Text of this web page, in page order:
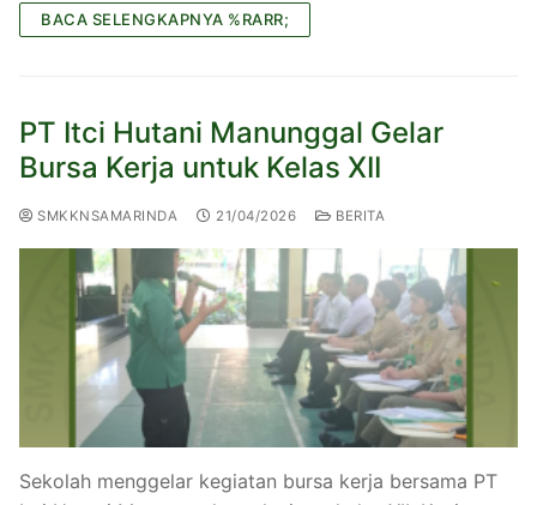
BACA SELENGKAPNYA %RARR;
PT Itci Hutani Manunggal Gelar
Bursa Kerja untuk Kelas XII
SMKKNSAMARINDA 21/04/2026 BERITA
Sekolah menggelar kegiatan bursa kerja bersama PT